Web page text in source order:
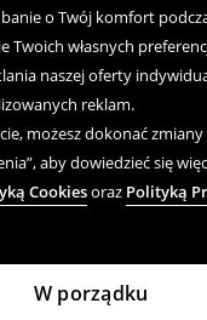
o Twój komfort
Twoich własnych
naszej oferty
reklam.
możesz dokonać
aby dowiedzieć się
Cookiesoraz Polityką
W porządku